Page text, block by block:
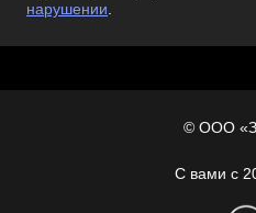
нарушении.
© ООО
С вами с